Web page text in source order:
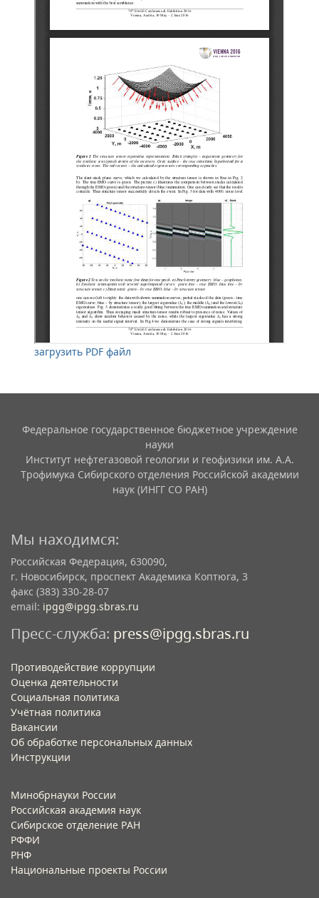
загрузить PDF файл
Федеральное государственное бюджетное учреждение
науки
Институт нефтегазовой геологии и геофизики им. А.А.
Трофимука Сибирского отделения Российской академии
наук (ИНГГ СО РАН)
Мы находимся:
Российская Федерация, 630090,
г. Новосибирск, проспект Академика Коптюга, 3
факс (383) 330-28-07
email: ipgg@ipgg.sbras.ru
Пресс-служба: press@ipgg.sbras.ru
Противодействие коррупции
Оценка деятельности
Социальная политика
Учётная политика​
Вакансии​
Об обработке персональных данных​
Инструкции​
Минобрнауки России
Российская академия наук
Сибирское отделение РАН
РФФИ
РНФ
Национальные проекты России